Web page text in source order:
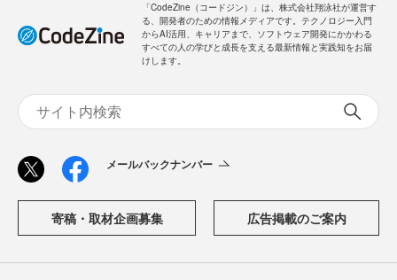
「CodeZine（コードジン）」は、株式会社翔泳社が運営す
る、開発者のための情報メディアです。テクノロジー入門
からAI活用、キャリアまで、ソフトウェア開発にかかわる
すべての人の学びと成長を支える最新情報と実践知をお届
けします。
メールバックナンバー
寄稿・取材企画募集 広告掲載のご案内